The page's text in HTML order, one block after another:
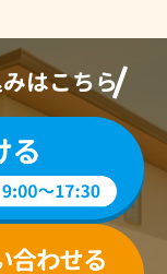
はこちら